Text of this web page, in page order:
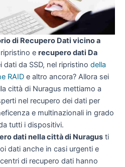
di Recupero Dati vicino a
e recupero dati Da
dati da SSD, nel ripristino della
RAID e altro ancora? Allora sei
città di Nuragus mettiamo a
nel recupero dei dati per
e multinazionali in grado
tutti i dispositivi.
dati nella città di Nuragus ti
dati anche in casi urgenti e
di recupero dati hanno